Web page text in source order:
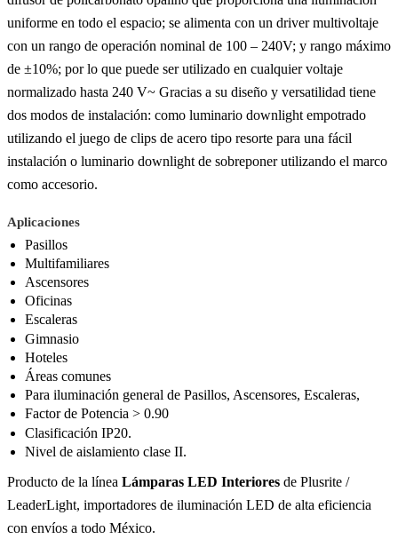
uniforme en todo el espacio; se alimenta con un driver multivoltaje
con un rango de operación nominal de 100 – 240V; y rango máximo
de ±10%; por lo que puede ser utilizado en cualquier voltaje
normalizado hasta 240 V~ Gracias a su diseño y versatilidad tiene
dos modos de instalación: como luminario downlight empotrado
utilizando el juego de clips de acero tipo resorte para una fácil
instalación o luminario downlight de sobreponer utilizando el marco
como accesorio.
Aplicaciones
Pasillos
Multifamiliares
Ascensores
Oficinas
Escaleras
Gimnasio
Hoteles
Áreas comunes
Para iluminación general de Pasillos, Ascensores, Escaleras,
Factor de Potencia > 0.90
Clasificación IP20.
Nivel de aislamiento clase II.
Producto de la línea Lámparas LED Interiores de Plusrite /
LeaderLight, importadores de iluminación LED de alta eficiencia
con envíos a todo México.